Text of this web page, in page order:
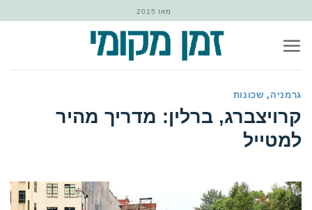
content
מאז 2015
גרמניה , שכונות
‏קרויצברג, ברלין: מדריך מהיר
למטייל